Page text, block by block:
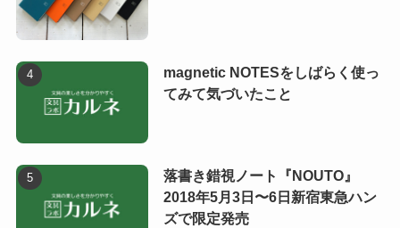
magnetic NOTESをしばらく使っ
てみて気づいたこと
落書き錯視ノート『NOUTO』
2018年5月3日〜6日新宿東急ハン
ズで限定発売